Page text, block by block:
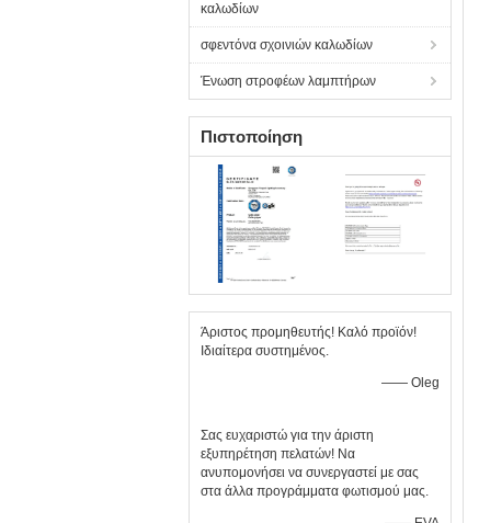
καλωδίων
σφεντόνα σχοινιών καλωδίων
Ένωση στροφέων λαμπτήρων
Πιστοποίηση
Άριστος προμηθευτής! Καλό προϊόν!
Ιδιαίτερα συστημένος.
—— Oleg
Σας ευχαριστώ για την άριστη
εξυπηρέτηση πελατών! Να
ανυπομονήσει να συνεργαστεί με σας
στα άλλα προγράμματα φωτισμού μας.